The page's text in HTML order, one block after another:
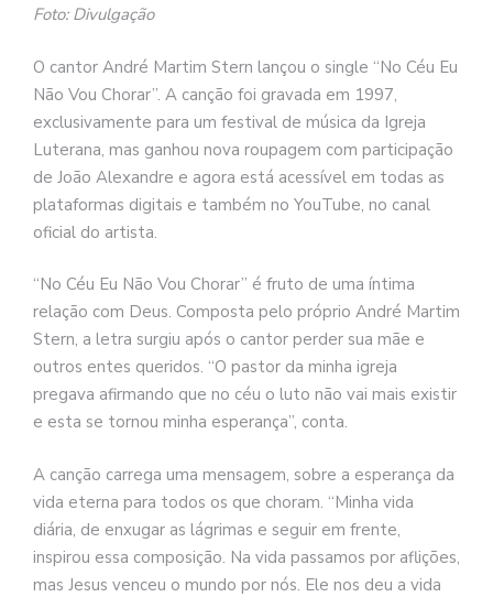
Foto: Divulgação
O cantor André Martim Stern lançou o single “No Céu Eu
Não Vou Chorar”. A canção foi gravada em 1997,
exclusivamente para um festival de música da Igreja
Luterana, mas ganhou nova roupagem com participação
de João Alexandre e agora está acessível em todas as
plataformas digitais e também no YouTube, no canal
oficial do artista.
“No Céu Eu Não Vou Chorar” é fruto de uma íntima
relação com Deus. Composta pelo próprio André Martim
Stern, a letra surgiu após o cantor perder sua mãe e
outros entes queridos. “O pastor da minha igreja
pregava afirmando que no céu o luto não vai mais existir
e esta se tornou minha esperança”, conta.
A canção carrega uma mensagem, sobre a esperança da
vida eterna para todos os que choram. “Minha vida
diária, de enxugar as lágrimas e seguir em frente,
inspirou essa composição. Na vida passamos por aflições,
mas Jesus venceu o mundo por nós. Ele nos deu a vida